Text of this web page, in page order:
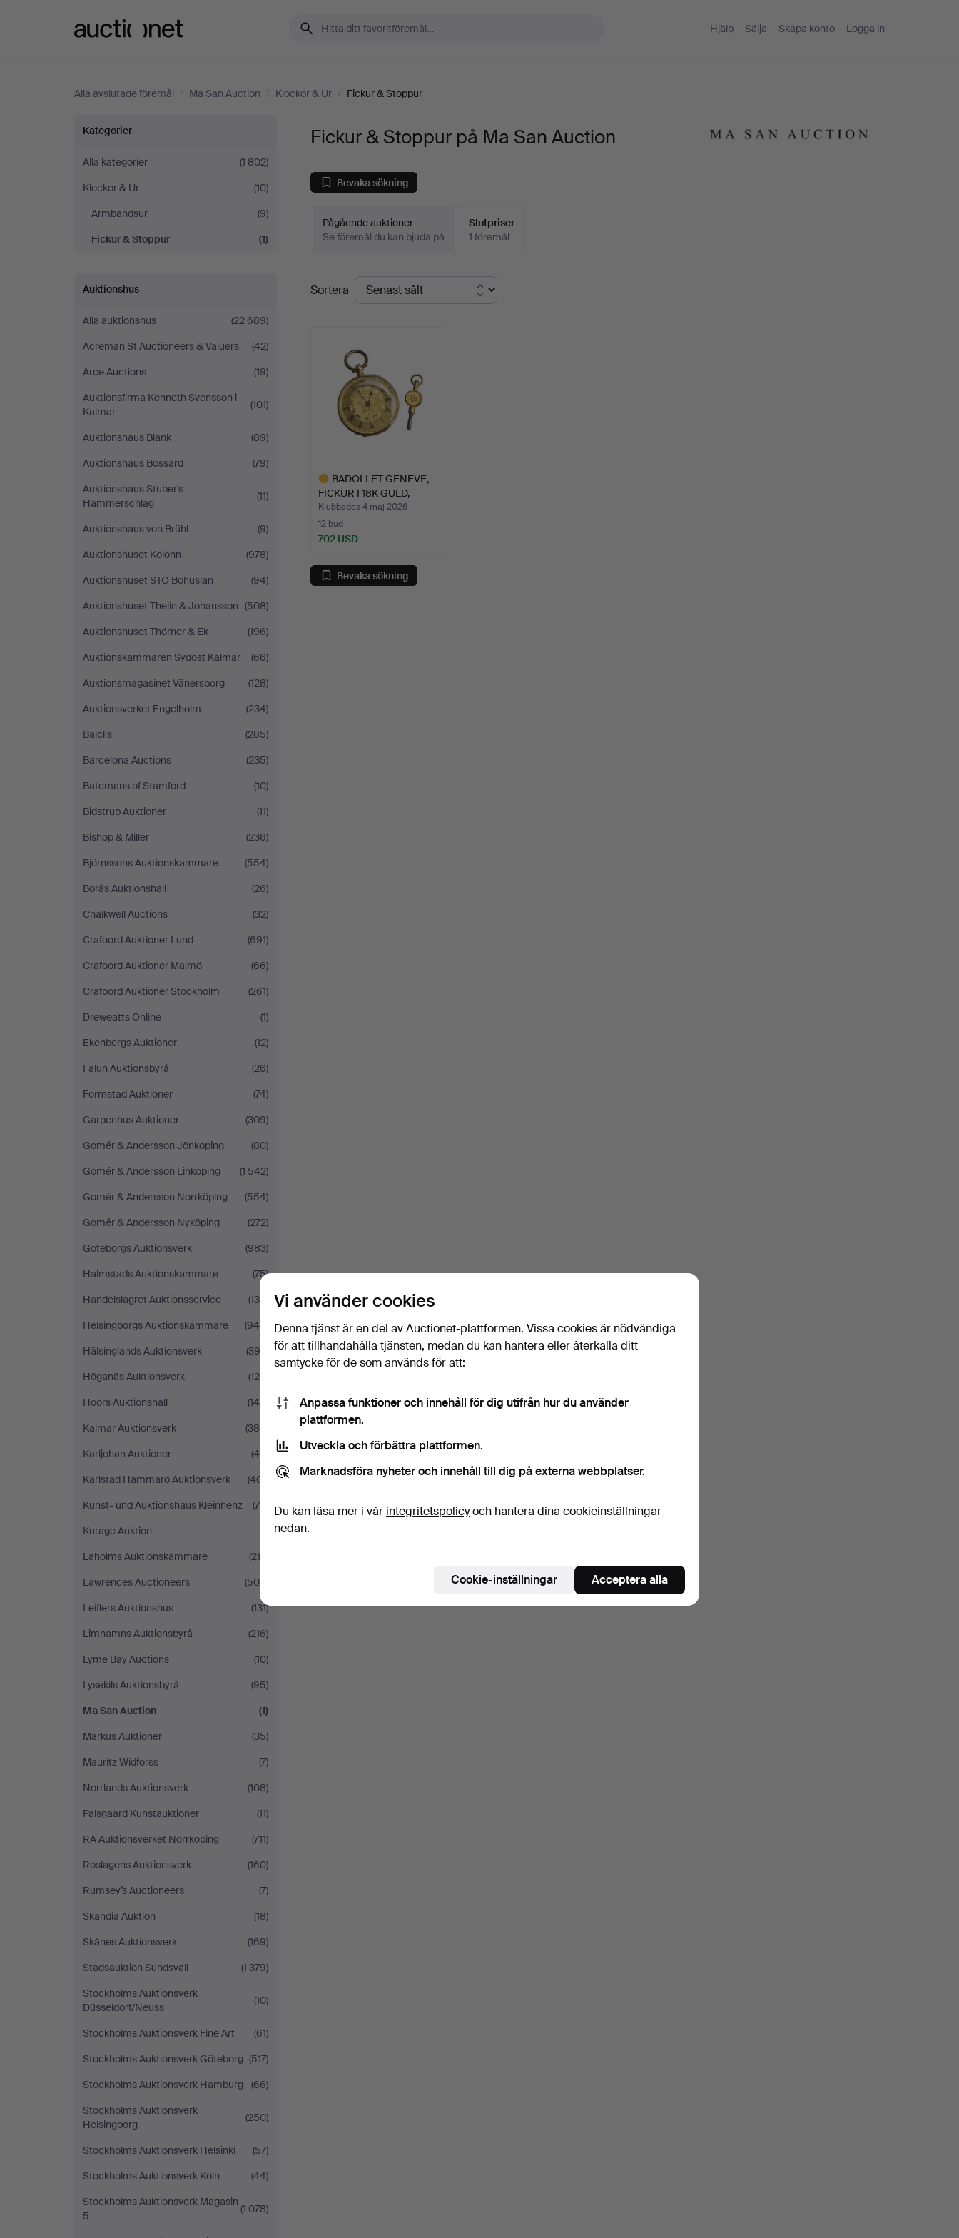
Hjälp Sälja Skapa konto Logga in
Alla avslutade föremål / Ma San Auction / Klockor & Ur / Fickur & Stoppur
Fickur
&
Stoppur
på
San
Auction
Kategorier
Alla kategorier
(1 802)
Klockor & Ur
(10)
Armbandsur
(9)
Fickur & Stoppur
(1)
Auktionshus
Alla auktionshus
(22 689)
Acreman St Auctioneers & Valuers
(42)
Arce Auctions
(19)
Auktionsfirma Kenneth Svensson i
Kalmar
(101)
Auktionshaus Blank
(89)
Auktionshaus Bossard
(79)
Auktionshaus Stuber's
Hammerschlag
(11)
Auktionshaus von Brühl
(9)
Auktionshuset Kolonn
(978)
Auktionshuset STO Bohuslän
(94)
Auktionshuset Thelin & Johansson (508)
Auktionshuset Thörner & Ek
(196)
Auktionskammaren Sydost Kalmar
(66)
Auktionsmagasinet Vänersborg
(128)
Auktionsverket Engelholm
(234)
Balclis
(285)
Barcelona Auctions
(235)
Batemans of Stamford
(10)
Bidstrup Auktioner
(11)
Bishop & Miller
(236)
Björnssons Auktionskammare
(554)
Borås Auktionshall
(26)
Chalkwell Auctions
(32)
Crafoord Auktioner Lund
(691)
Crafoord Auktioner Malmö
(66)
Crafoord Auktioner Stockholm
(261)
Dreweatts Online
(1)
Ekenbergs Auktioner
(12)
Falun Auktionsbyrå
(26)
Formstad Auktioner
(74)
Garpenhus Auktioner
(309)
Gomér & Andersson Jönköping
(80)
Gomér & Andersson Linköping
(1 542)
Gomér & Andersson Norrköping
(554)
Gomér & Andersson Nyköping
(272)
Göteborgs Auktionsverk
(983)
Halmstads Auktionskammare
(75)
Handelslagret Auktionsservice
(139)
Helsingborgs Auktionskammare
(945)
Hälsinglands Auktionsverk
(393)
Höganäs Auktionsverk
(120)
Höörs Auktionshall
(145)
Kalmar Auktionsverk
(388)
Karljohan Auktioner
(49)
Karlstad Hammarö Auktionsverk
(401)
Kunst- und Auktionshaus Kleinhenz
(75)
Kurage Auktion
Laholms Auktionskammare
(212)
Lawrences Auctioneers
(500)
Leiflers Auktionshus
(131)
Limhamns Auktionsbyrå
(216)
Lyme Bay Auctions
(10)
Lysekils Auktionsbyrå
(95)
Ma San Auction
(1)
Markus Auktioner
(35)
Mauritz Widforss
(7)
Norrlands Auktionsverk
(108)
Palsgaard Kunstauktioner
(11)
RA Auktionsverket Norrköping
(711)
Roslagens Auktionsverk
(160)
Rumsey’s Auctioneers
(7)
Skandia Auktion
(18)
Skånes Auktionsverk
(169)
Stadsauktion Sundsvall
(1 379)
Stockholms Auktionsverk
Düsseldorf/Neuss
(10)
Stockholms Auktionsverk Fine Art
(61)
Stockholms Auktionsverk Göteborg (517)
Stockholms Auktionsverk Hamburg
(66)
Stockholms Auktionsverk
Helsingborg
(250)
Stockholms Auktionsverk Helsinki
(57)
Stockholms Auktionsverk Köln
(44)
Stockholms Auktionsverk Magasin
5
(1 078)
Fickur & Stoppur på Ma San Auction
Bevaka sökning
Pågående auktioner
Se föremål du kan bjuda på
Slutpriser
1 föremål
Slutpriser
Sortera
BADOLLET GENEVE,
FICKUR I 18K GULD,
ÖPPEN …
Klubbades 4 maj 2026
12 bud
702 USD
föremålBevaka sökning
Vi använder cookies
Denna tjänst är en del av Auctionet-plattformen. Vissa cookies är nödvändiga
för att tillhandahålla tjänsten, medan du kan hantera eller återkalla ditt
samtycke för de som används för att:
Anpassa funktioner och innehåll för dig utifrån hur du använder
plattformen.
Utveckla och förbättra plattformen.
Marknadsföra nyheter och innehåll till dig på externa webbplatser.
Du kan läsa mer i vår integritetspolicyoch hantera dina cookieinställningar
nedan.
Cookie-inställningar Acceptera alla